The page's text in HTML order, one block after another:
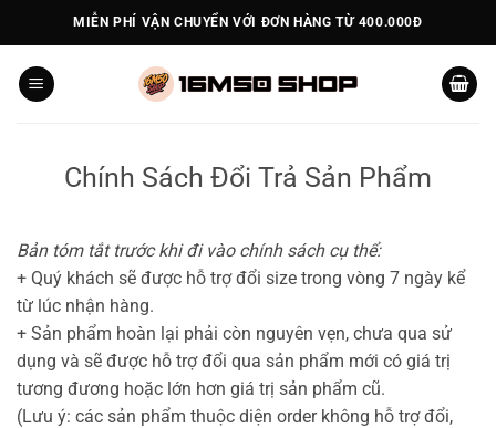
qua
nội
dung
MIỄN PHÍ VẬN CHUYỂN VỚI ĐƠN HÀNG TỪ 400.000Đ
Chính Sách Đổi Trả Sản Phẩm
Bản tóm tắt trước khi đi vào chính sách cụ thể:
+ Quý khách sẽ được hỗ trợ đổi size trong vòng 7 ngày kể
từ lúc nhận hàng.
+ Sản phẩm hoàn lại phải còn nguyên vẹn, chưa qua sử
dụng và sẽ được hỗ trợ đổi qua sản phẩm mới có giá trị
tương đương hoặc lớn hơn giá trị sản phẩm cũ.
(Lưu ý: các sản phẩm thuộc diện order không hỗ trợ đổi,